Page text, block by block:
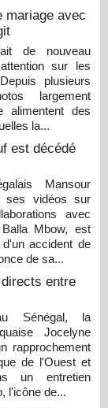
mariage avec
de nouveau
sur les
plusieurs
largement
alimentent des
la...
est décédé
Mansour
ses vidéos sur
avec
Mbow, est
accident de
de sa...
entre
Sénégal, la
Jocelyne
rapprochement
de l'Ouest et
un entretien
l'icône de...